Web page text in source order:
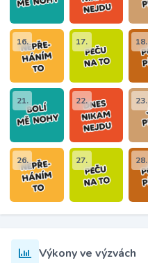
16. 17. 18.
21. 22. 23.
26. 27. 28.
Výkony ve výzvách